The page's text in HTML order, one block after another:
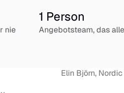
nie
1 Person
Angebotsteam, das
Elin Björn,